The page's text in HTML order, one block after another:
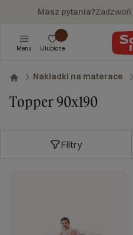
Masz pytania?Zadzwoń
Menu Ulubione
Nakładki na materace
Topper 90x190
Filtry